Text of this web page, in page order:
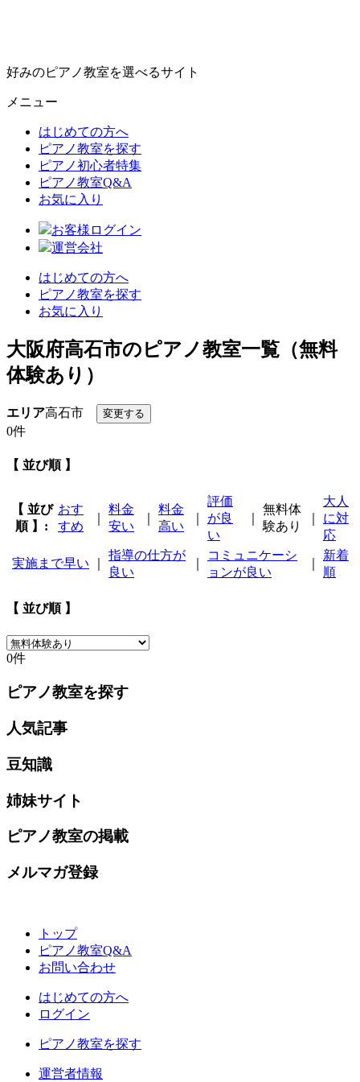
好みのピアノ教室を選べるサイト
メニュー
はじめての方へ
ピアノ教室を探す
ピアノ初心者特集
ピアノ教室Q&A
お気に入り
お客様ログイン
運営会社
はじめての方へ
ピアノ教室を探す
お気に入り
大阪府高石市のピアノ教室一覧（無料
体験あり）
エリア高石市
0件
【 並び順 】
【 並び
順 】:
おす
すめ
料金
安い
料金
高い
評価
が良
い
無料体
験あり
大人
に対
応
実施まで早い
指導の仕方が
良い
コミュニケーシ
ョンが良い
新着
順
【 並び順 】
0件
ピアノ教室を探す
人気記事
豆知識
姉妹サイト
ピアノ教室の掲載
メルマガ登録
トップ
ピアノ教室Q&A
お問い合わせ
はじめての方へ
ログイン
ピアノ教室を探す
運営者情報